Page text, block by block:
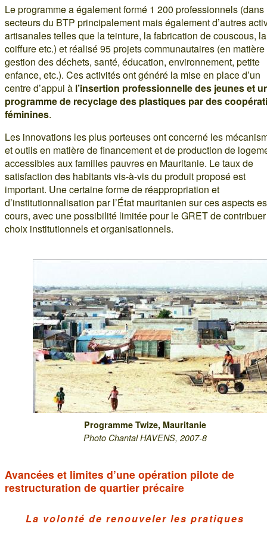
Le programme a également formé 1 200 professionnels (dans
secteurs du BTP principalement mais également d’autres
artisanales telles que la teinture, la fabrication de couscous, la
coiffure etc.) et réalisé 95 projets communautaires (en
gestion des déchets, santé, éducation, environnement, petite
enfance, etc.). Ces activités ont généré la mise en place d’un
centre d’appui à l’insertion professionnelle des jeunes et
programme de recyclage des plastiques par des
féminines.
Les innovations les plus porteuses ont concerné les
et outils en matière de financement et de production de
accessibles aux familles pauvres en Mauritanie. Le taux de
satisfaction des habitants vis-à-vis du produit proposé est
important. Une certaine forme de réappropriation et
d’institutionnalisation par l’État mauritanien sur ces aspects
cours, avec une possibilité limitée pour le GRET de
choix institutionnels et organisationnels.
Programme Twize, Mauritanie
Photo Chantal HAVENS, 2007-8
Avancées et limites d’une opération pilote de
restructuration de quartier précaire
La volonté de renouveler les pratiques